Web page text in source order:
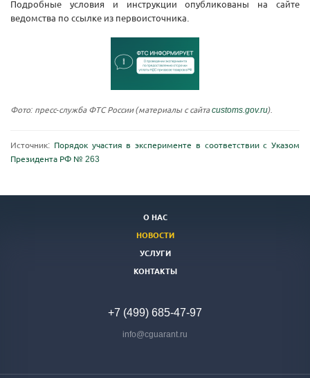
Подробные условия и инструкции опубликованы на сайте
ведомства по ссылке из первоисточника.
Фото: пресс-служба ФТС России (материалы с сайтаcustoms.gov.ru).
Источник: Порядок участия в эксперименте в соответствии с Указом
Президента РФ № 263
О НАС
НОВОСТИ
УСЛУГИ
КОНТАКТЫ
+7 (499) 685-47-97
info@cguarant.ru